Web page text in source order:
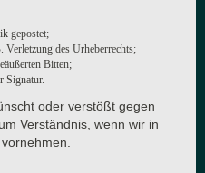
gepostet;
Verletzung des Urheberrechts;
Bitten;
Signatur.
oder verstößt gegen
Verständnis, wenn wir in